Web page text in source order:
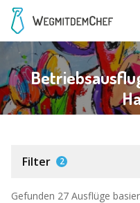
Filter 2
Gefunden 27 Ausflüge